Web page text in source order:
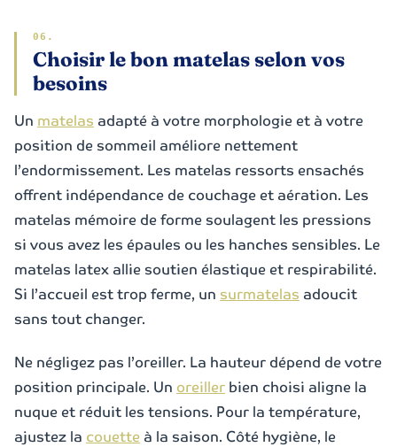
Choisir le bon matelas selon vos
besoins
Un matelas adapté à votre morphologie et à votre
position de sommeil améliore nettement
l’endormissement. Les matelas ressorts ensachés
offrent indépendance de couchage et aération. Les
matelas mémoire de forme soulagent les pressions
si vous avez les épaules ou les hanches sensibles. Le
matelas latex allie soutien élastique et respirabilité.
Si l’accueil est trop ferme, un surmatelas adoucit
sans tout changer.
Ne négligez pas l’oreiller. La hauteur dépend de votre
position principale. Un oreiller bien choisi aligne la
nuque et réduit les tensions. Pour la température,
ajustez la couette à la saison. Côté hygiène, le